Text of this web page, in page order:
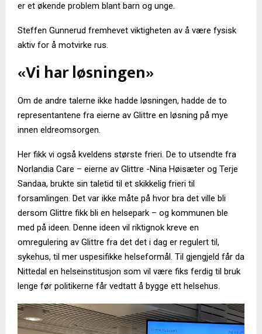
er et økende problem blant barn og unge.
Steffen Gunnerud fremhevet viktigheten av å være fysisk
aktiv for å motvirke rus.
«Vi har løsningen»
Om de andre talerne ikke hadde løsningen, hadde de to
representantene fra eierne av Glittre en løsning på mye
innen eldreomsorgen.
Her fikk vi også kveldens største frieri. De to utsendte fra
Norlandia Care – eierne av Glittre -Nina Høisæter og Terje
Sandaa, brukte sin taletid til et skikkelig frieri til
forsamlingen. Det var ikke måte på hvor bra det ville bli
dersom Glittre fikk bli en helsepark – og kommunen ble
med på ideen. Denne ideen vil riktignok kreve en
omregulering av Glittre fra det det i dag er regulert til,
sykehus, til mer uspesifikke helseformål. Til gjengjeld får da
Nittedal en helseinstitusjon som vil være fiks ferdig til bruk
lenge før politikerne får vedtatt å bygge ett helsehus.